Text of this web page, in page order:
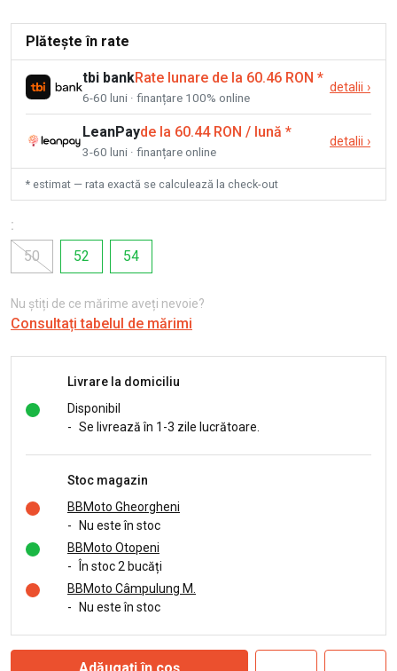
Plătește în rate
tbi bankRate lunare de la 60.46 RON *
6-60 luni · finanțare 100% online
detalii ›
LeanPayde la 60.44 RON / lună *
3-60 luni · finanțare online
detalii ›
* estimat — rata exactă se calculează la check-out
:
50
52 54
Nu știți de ce mărime aveți nevoie?
Consultați tabelul de mărimi
Livrare la domiciliu
Disponibil
- Se livrează în 1-3 zile lucrătoare.
Stoc magazin
BBMoto Gheorgheni
-
Nu este în stoc
BBMoto Otopeni
-
În stoc 2 bucăți
BBMoto Câmpulung M.
-
Nu este în stoc